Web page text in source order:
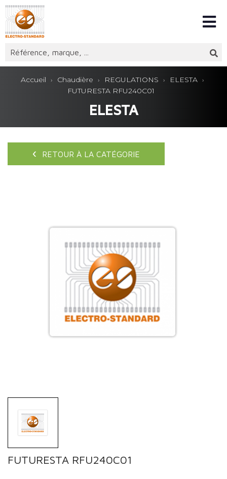
Accueil Chaudière REGULATIONS
ELESTA
FUTURESTA RFU240C01
ELESTA
RETOUR À LA CATÉGORIE
FUTURESTA RFU240C01